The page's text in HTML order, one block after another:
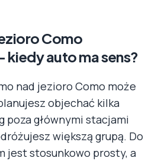
Como
kiedy auto ma sens?
nad jezioro Como może
objechać kilka
poza głównymi stacjami
większą grupą. Do
jest stosunkowo prosty, a